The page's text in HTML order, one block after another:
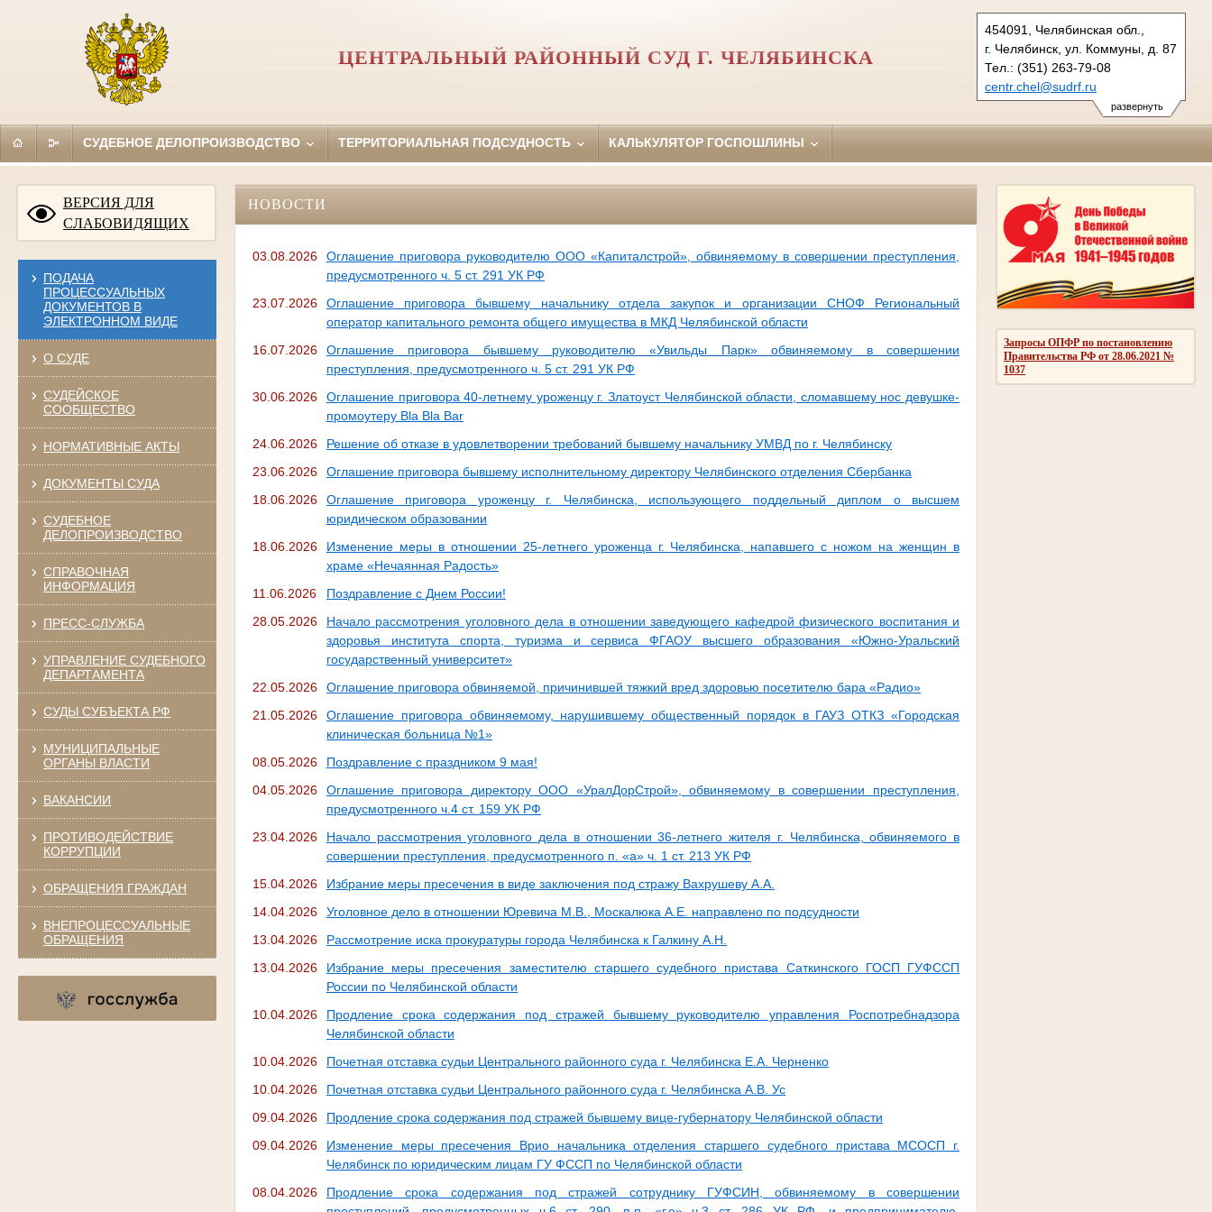
развернуть
454091, Челябинская обл.,
г. Челябинск, ул. Коммуны, д. 87
Тел.: (351) 263-79-08
centr.chel@sudrf.ru
ЦЕНТРАЛЬНЫЙ РАЙОННЫЙ СУД Г. ЧЕЛЯБИНСКА
СУДЕБНОЕ ДЕЛОПРОИЗВОДСТВО ТЕРРИТОРИАЛЬНАЯ ПОДСУДНОСТЬ КАЛЬКУЛЯТОР ГОСПОШЛИНЫ
ВЕРСИЯ ДЛЯ
СЛАБОВИДЯЩИХ
ПОДАЧА
ПРОЦЕССУАЛЬНЫХ
ДОКУМЕНТОВ В
ЭЛЕКТРОННОМ ВИДЕ
О СУДЕ
СУДЕЙСКОЕ
СООБЩЕСТВО
НОРМАТИВНЫЕ АКТЫ
ДОКУМЕНТЫ СУДА
СУДЕБНОЕ
ДЕЛОПРОИЗВОДСТВО
СПРАВОЧНАЯ
ИНФОРМАЦИЯ
ПРЕСС-СЛУЖБА
УПРАВЛЕНИЕ СУДЕБНОГО
ДЕПАРТАМЕНТА
СУДЫ СУБЪЕКТА РФ
МУНИЦИПАЛЬНЫЕ
ОРГАНЫ ВЛАСТИ
ВАКАНСИИ
ПРОТИВОДЕЙСТВИЕ
КОРРУПЦИИ
ОБРАЩЕНИЯ ГРАЖДАН
ВНЕПРОЦЕССУАЛЬНЫЕ
ОБРАЩЕНИЯ
Запросы ОПФР по постановлению
Правительства РФ от 28.06.2021 №
1037
НОВОСТИ
03.08.2026
Оглашение приговора руководителю ООО «Капиталстрой», обвиняемому в совершении преступления,
предусмотренного ч. 5 ст. 291 УК РФ
23.07.2026
Оглашение приговора бывшему начальнику отдела закупок и организации СНОФ Региональный
оператор капитального ремонта общего имущества в МКД Челябинской области
16.07.2026
Оглашение приговора бывшему руководителю «Увильды Парк» обвиняемому в совершении
преступления, предусмотренного ч. 5 ст. 291 УК РФ
30.06.2026
Оглашение приговора 40-летнему уроженцу г. Златоуст Челябинской области, сломавшему нос девушке-
промоутеру Bla Bla Bar
24.06.2026
Решение об отказе в удовлетворении требований бывшему начальнику УМВД по г. Челябинску
23.06.2026
Оглашение приговора бывшему исполнительному директору Челябинского отделения Сбербанка
18.06.2026
Оглашение приговора уроженцу г. Челябинска, использующего поддельный диплом о высшем
юридическом образовании
18.06.2026
Изменение меры в отношении 25-летнего уроженца г. Челябинска, напавшего с ножом на женщин в
храме «Нечаянная Радость»
11.06.2026
Поздравление с Днем России!
28.05.2026
Начало рассмотрения уголовного дела в отношении заведующего кафедрой физического воспитания и
здоровья института спорта, туризма и сервиса ФГАОУ высшего образования «Южно-Уральский
государственный университет»
22.05.2026
Оглашение приговора обвиняемой, причинившей тяжкий вред здоровью посетителю бара «Радио»
21.05.2026
Оглашение приговора обвиняемому, нарушившему общественный порядок в ГАУЗ ОТКЗ «Городская
клиническая больница №1»
08.05.2026
Поздравление с праздником 9 мая!
04.05.2026
Оглашение приговора директору ООО «УралДорСтрой», обвиняемому в совершении преступления,
предусмотренного ч.4 ст. 159 УК РФ
23.04.2026
Начало рассмотрения уголовного дела в отношении 36-летнего жителя г. Челябинска, обвиняемого в
совершении преступления, предусмотренного п. «а» ч. 1 ст. 213 УК РФ
15.04.2026
Избрание меры пресечения в виде заключения под стражу Вахрушеву А.А.
14.04.2026
Уголовное дело в отношении Юревича М.В., Москалюка А.Е. направлено по подсудности
13.04.2026
Рассмотрение иска прокуратуры города Челябинска к Галкину А.Н.
13.04.2026
Избрание меры пресечения заместителю старшего судебного пристава Саткинского ГОСП ГУФССП
России по Челябинской области
10.04.2026
Продление срока содержания под стражей бывшему руководителю управления Роспотребнадзора
Челябинской области
10.04.2026
Почетная отставка судьи Центрального районного суда г. Челябинска Е.А. Черненко
10.04.2026
Почетная отставка судьи Центрального районного суда г. Челябинска А.В. Ус
09.04.2026
Продление срока содержания под стражей бывшему вице-губернатору Челябинской области
09.04.2026
Изменение меры пресечения Врио начальника отделения старшего судебного пристава МСОСП г.
Челябинск по юридическим лицам ГУ ФССП по Челябинской области
08.04.2026
Продление срока содержания под стражей сотруднику ГУФСИН, обвиняемому в совершении